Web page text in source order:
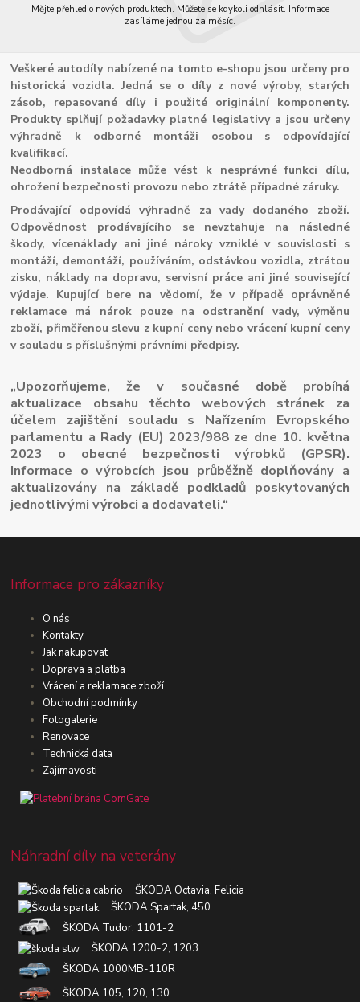
Mějte přehled o nových produktech. Můžete se kdykoli odhlásit. Informace
zasíláme jednou za měsíc.
Veškeré autodíly nabízené na tomto e-shopu jsou určeny pro
historická vozidla. Jedná se o díly z nové výroby, starých
zásob, repasované díly i použité originální komponenty.
Produkty splňují požadavky platné legislativy a jsou určeny
výhradně k odborné montáži osobou s odpovídající
kvalifikací.
Neodborná instalace může vést k nesprávné funkci dílu,
ohrožení bezpečnosti provozu nebo ztrátě případné záruky.
Prodávající odpovídá výhradně za vady dodaného zboží.
Odpovědnost prodávajícího se nevztahuje na následné
škody, vícenáklady ani jiné nároky vzniklé v souvislosti s
montáží, demontáží, používáním, odstávkou vozidla, ztrátou
zisku, náklady na dopravu, servisní práce ani jiné související
výdaje. Kupující bere na vědomí, že v případě oprávněné
reklamace má nárok pouze na odstranění vady, výměnu
zboží, přiměřenou slevu z kupní ceny nebo vrácení kupní ceny
v souladu s příslušnými právními předpisy.
„Upozorňujeme, že v současné době probíhá
aktualizace obsahu těchto webových stránek za
účelem zajištění souladu s Nařízením Evropského
parlamentu a Rady (EU) 2023/988 ze dne 10. května
2023 o obecné bezpečnosti výrobků (GPSR).
Informace o výrobcích jsou průběžně doplňovány a
aktualizovány na základě podkladů poskytovaných
jednotlivými výrobci a dodavateli.“
Informace pro zákazníky
O nás
Kontakty
Jak nakupovat
Doprava a platba
Vrácení a reklamace zboží
Obchodní podmínky
Fotogalerie
Renovace
Technická data
Zajímavosti
Náhradní díly na veterány
ŠKODA Octavia, Felicia
ŠKODA Spartak, 450
ŠKODA Tudor, 1101-2
ŠKODA 1200-2, 1203
ŠKODA 1000MB-110R
ŠKODA 105, 120, 130